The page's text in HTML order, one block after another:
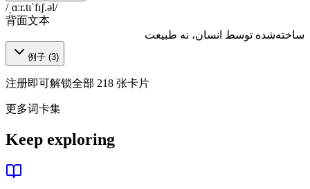
/ˌɑːr.tɪˈfɪʃ.əl/
背面文本
ساخته‌شده توسط انسان، نه طبیعت
例子 (3)
注册即可解锁全部 218 张卡片
更多词卡集
Keep exploring